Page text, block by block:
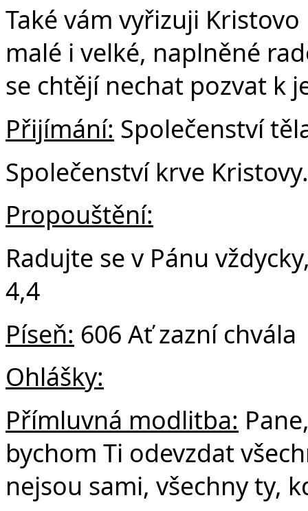
Také vám vyřizuji
malé i velké, naplněné
se chtějí nechat pozvat k
Přijímání: Společenství
Společenství krve Kristovy.
Propouštění:
Radujte se v Pánu
4,4
Píseň: 606 Ať zazní chvála
Ohlášky:
Přímluvná modlitba:
bychom Ti odevzdat
nejsou sami, všechny ty,